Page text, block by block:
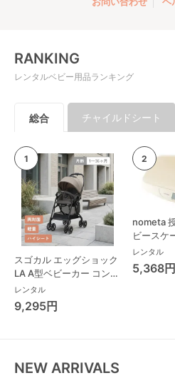
RANKING
レンタルベビー用品ランキング
総合 チャイルドシート
スゴカル エッグショック
LA A型ベビーカー コンビ
(Combi)
レンタル
9,295円
nometa
ビースケ
ニタ
ール・体
レンタル
5,368円
NEW ARRIVALS